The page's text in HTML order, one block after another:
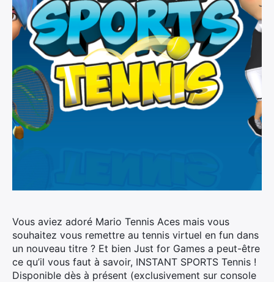
Vous aviez adoré Mario Tennis Aces mais vous
souhaitez vous remettre au tennis virtuel en fun dans
un nouveau titre ? Et bien Just for Games a peut-être
ce qu’il vous faut à savoir, INSTANT SPORTS Tennis !
Disponible dès à présent (exclusivement sur console